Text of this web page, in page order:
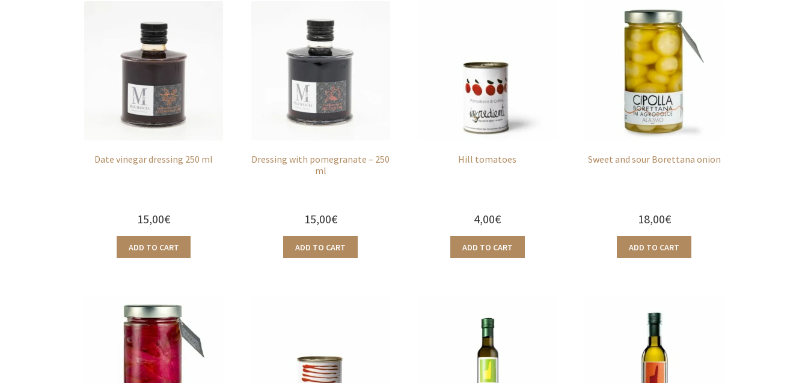
Date vinegar dressing 250 ml
15,00€
ADD TO CART
Dressing with pomegranate – 250
ml
15,00€
ADD TO CART
Hill tomatoes
4,00€
ADD TO CART
Sweet and sour Borettana onion
18,00€
ADD TO CART